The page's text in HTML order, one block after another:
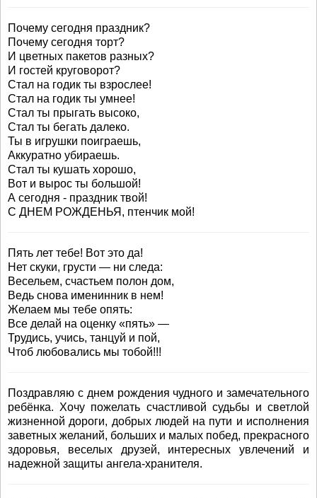
Почему сегодня праздник?
Почему сегодня торт?
И цветных пакетов разных?
И гостей круговорот?
Стал на годик ты взрослее!
Стал на годик ты умнее!
Стал ты прыгать высоко,
Стал ты бегать далеко.
Ты в игрушки поиграешь,
Аккуратно убираешь.
Стал ты кушать хорошо,
Вот и вырос ты большой!
А сегодня - праздник твой!
С ДНЕМ РОЖДЕНЬЯ, птенчик мой!
Пять лет тебе! Вот это да!
Нет скуки, грусти — ни следа:
Весельем, счастьем полон дом,
Ведь снова именинник в нем!
Желаем мы тебе опять:
Все делай на оценку «пять» —
Трудись, учись, танцуй и пой,
Чтоб любовались мы тобой!!!
Поздравляю с днем рождения чудного и замечательного
ребёнка. Хочу пожелать счастливой судьбы и светлой
жизненной дороги, добрых людей на пути и исполнения
заветных желаний, больших и малых побед, прекрасного
здоровья, веселых друзей, интересных увлечений и
надежной защиты ангела-хранителя.